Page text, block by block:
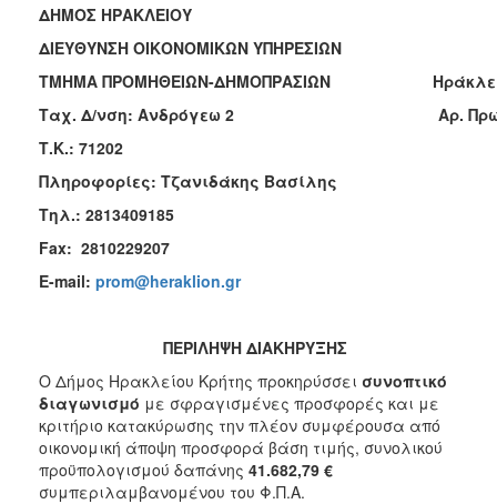
2019
2018
2017
2016
2015
2013
ΠΟΛΙΤΙΣΜΟΣ
ΑΝΘΕΚΤΙΚΗ
ΠΟΛΗ
ΔΗΜΟΣ ΗΡΑΚΛΕΙΟΥ
ΔΙΕΥΘΥΝΣΗ ΟΙΚΟΝΟΜΙΚΩΝ ΥΠΗΡΕΣΙΩΝ
ΤΜΗΜΑ ΠΡΟΜΗΘΕΙΩΝ-ΔΗΜΟΠΡΑΣΙΩΝ
Ταχ. Δ/νση: Ανδρόγεω 2 Αρ.
Τ.Κ.: 71202
Πληροφορίες: Τζανιδάκης Βασίλης
Τηλ.: 2813409185
Fax: 2810229207
E-mail: prom@heraklion.gr
ΠΕΡΙΛΗΨΗ ΔΙΑΚΗΡΥΞΗΣ
Ο Δήμος Ηρακλείου Κρήτης προκηρύσσει συνοπτικό
διαγωνισμό με σφραγισμένες προσφορές και με
κριτήριο κατακύρωσης την πλέον συμφέρουσα από
οικονομική άποψη προσφορά βάση τιμής, συνολικού
προϋπολογισμού δαπάνης 41.682,79 €
συμπεριλαμβανομένου του Φ.Π.Α.